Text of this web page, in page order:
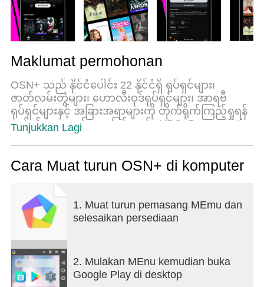
Maklumat permohonan
OSN+ သည် နိုင်ငံပေါင်း 22 နိုင်ငံရှိ ရုပ်ရှင်များ၊
ဇာတ်လမ်းတွဲများ၊ ဟောလီးဝုဒ်ရုပ်ရှင်များ၊ အာရဗီ
ရုပ်ရှင်များနှင့် အခြားအရာများကို တိုက်ရိုက်ကြည့်ရှုရန်
သင်၏သွားရမည့်နေရာဖြစ်သည်။ HBO၊ Paramount၊
Universal၊ OSN+ Originals နှင့် အခြားအရာများစွာ
ရုပ်ရှင်နှင့် စီးရီးများကို စူးစမ်းပါ။
လိဝုဒ်ရုပ်ရှင်ကားများကို စိတ်အားထက်သန်သည်ဖြစ်စေ
OSN+ သည် သင်၏ဖျော်ဖြေရေးအစာစားချင်စိတ်ကို
လွှမ်းခြုံထားသည်။ ရုပ်ရှင်များကြည့်ခြင်း သို့မဟုတ်
သင်နှစ်သက်ရာနှင့်ကိုက်ညီစေရန် အာရဗီအမည်ခံနှင့်
စာတန်းထိုးဖြင့် ဇာတ်လမ်းတွဲများကို ကြည့်ရှုပါ။
မိသားစုဝင်တိုင်းအတွက် အံဝင်ခွင်ကျဖြစ်စေသော
Tunjukkan Lagi
Cara Muat turun OSN+ di komputer
1. Muat turun pemasang MEmu dan
selesaikan persediaan
2. Mulakan MEnu kemudian buka
Google Play di desktop